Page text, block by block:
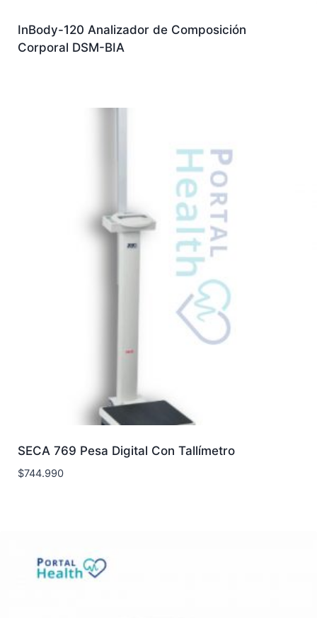
InBody-120 Analizador de Composición
Corporal DSM-BIA
SECA 769 Pesa Digital Con Tallímetro
$744.990